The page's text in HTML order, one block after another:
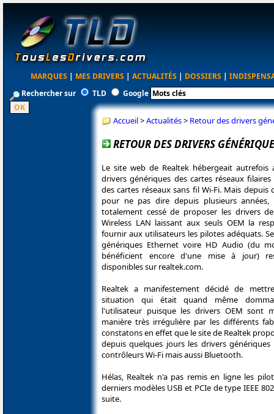
MARQUES | MES DRIVERS | ACTUALITÉS | DOSSIERS |
Rechercher sur
TLD Google
Accueil>Actualités> Retour des drivers
RETOUR DES DRIVERS
Le site web de Realtek hébergeait autrefois
drivers génériques des cartes réseaux
des cartes réseaux sans fil Wi-Fi. Mais depuis
pour ne pas dire depuis plusieurs années,
totalement cessé de proposer les drivers
Wireless LAN laissant aux seuls OEM la
fournir aux utilisateurs les pilotes adéquats.
génériques Ethernet voire HD Audio (du
bénéficient encore d'une mise à jour)
disponibles sur realtek.com.
Realtek a manifestement décidé de
situation qui était quand même
l'utilisateur puisque les drivers OEM sont
manière très irrégulière par les différents
constatons en effet que le site de Realtek
depuis quelques jours les drivers
contrôleurs Wi-Fi mais aussi Bluetooth.
Hélas, Realtek n'a pas remis en ligne les
derniers modèles USB et PCIe de type IEEE
suite.